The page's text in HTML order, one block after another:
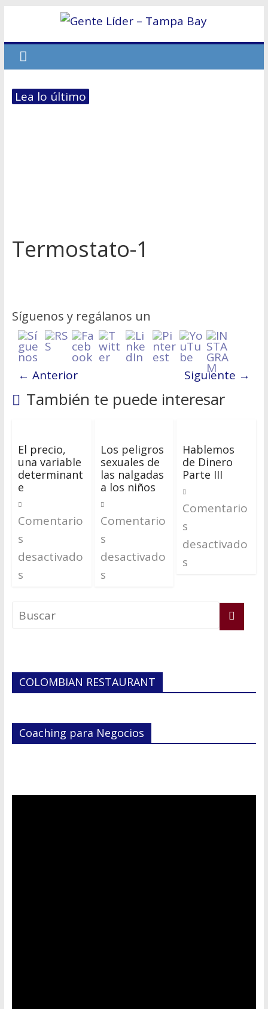
Lea lo último
Termostato-1
Síguenos y regálanos un
← Anterior Siguiente →
También te puede interesar
El precio,
una variable
determinant
e
Comentario
s
desactivado
s
Los peligros
sexuales de
las nalgadas
a los niños
Comentario
s
desactivado
s
Hablemos
de Dinero
Parte III
Comentario
s
desactivado
s
COLOMBIAN RESTAURANT
Coaching para Negocios